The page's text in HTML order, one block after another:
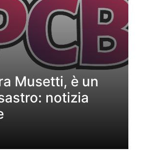
Musetti, è un
notizia